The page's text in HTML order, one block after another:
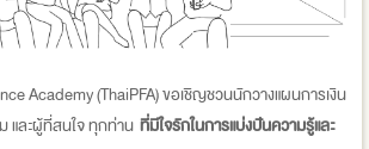
Academy (ThaiPFA) ขอเชิญชวนนักวางแผนการเงิน
และผู้ที่สนใจ ทุกท่าน ที่มีใจรักในการแบ่งปันความรู้และ